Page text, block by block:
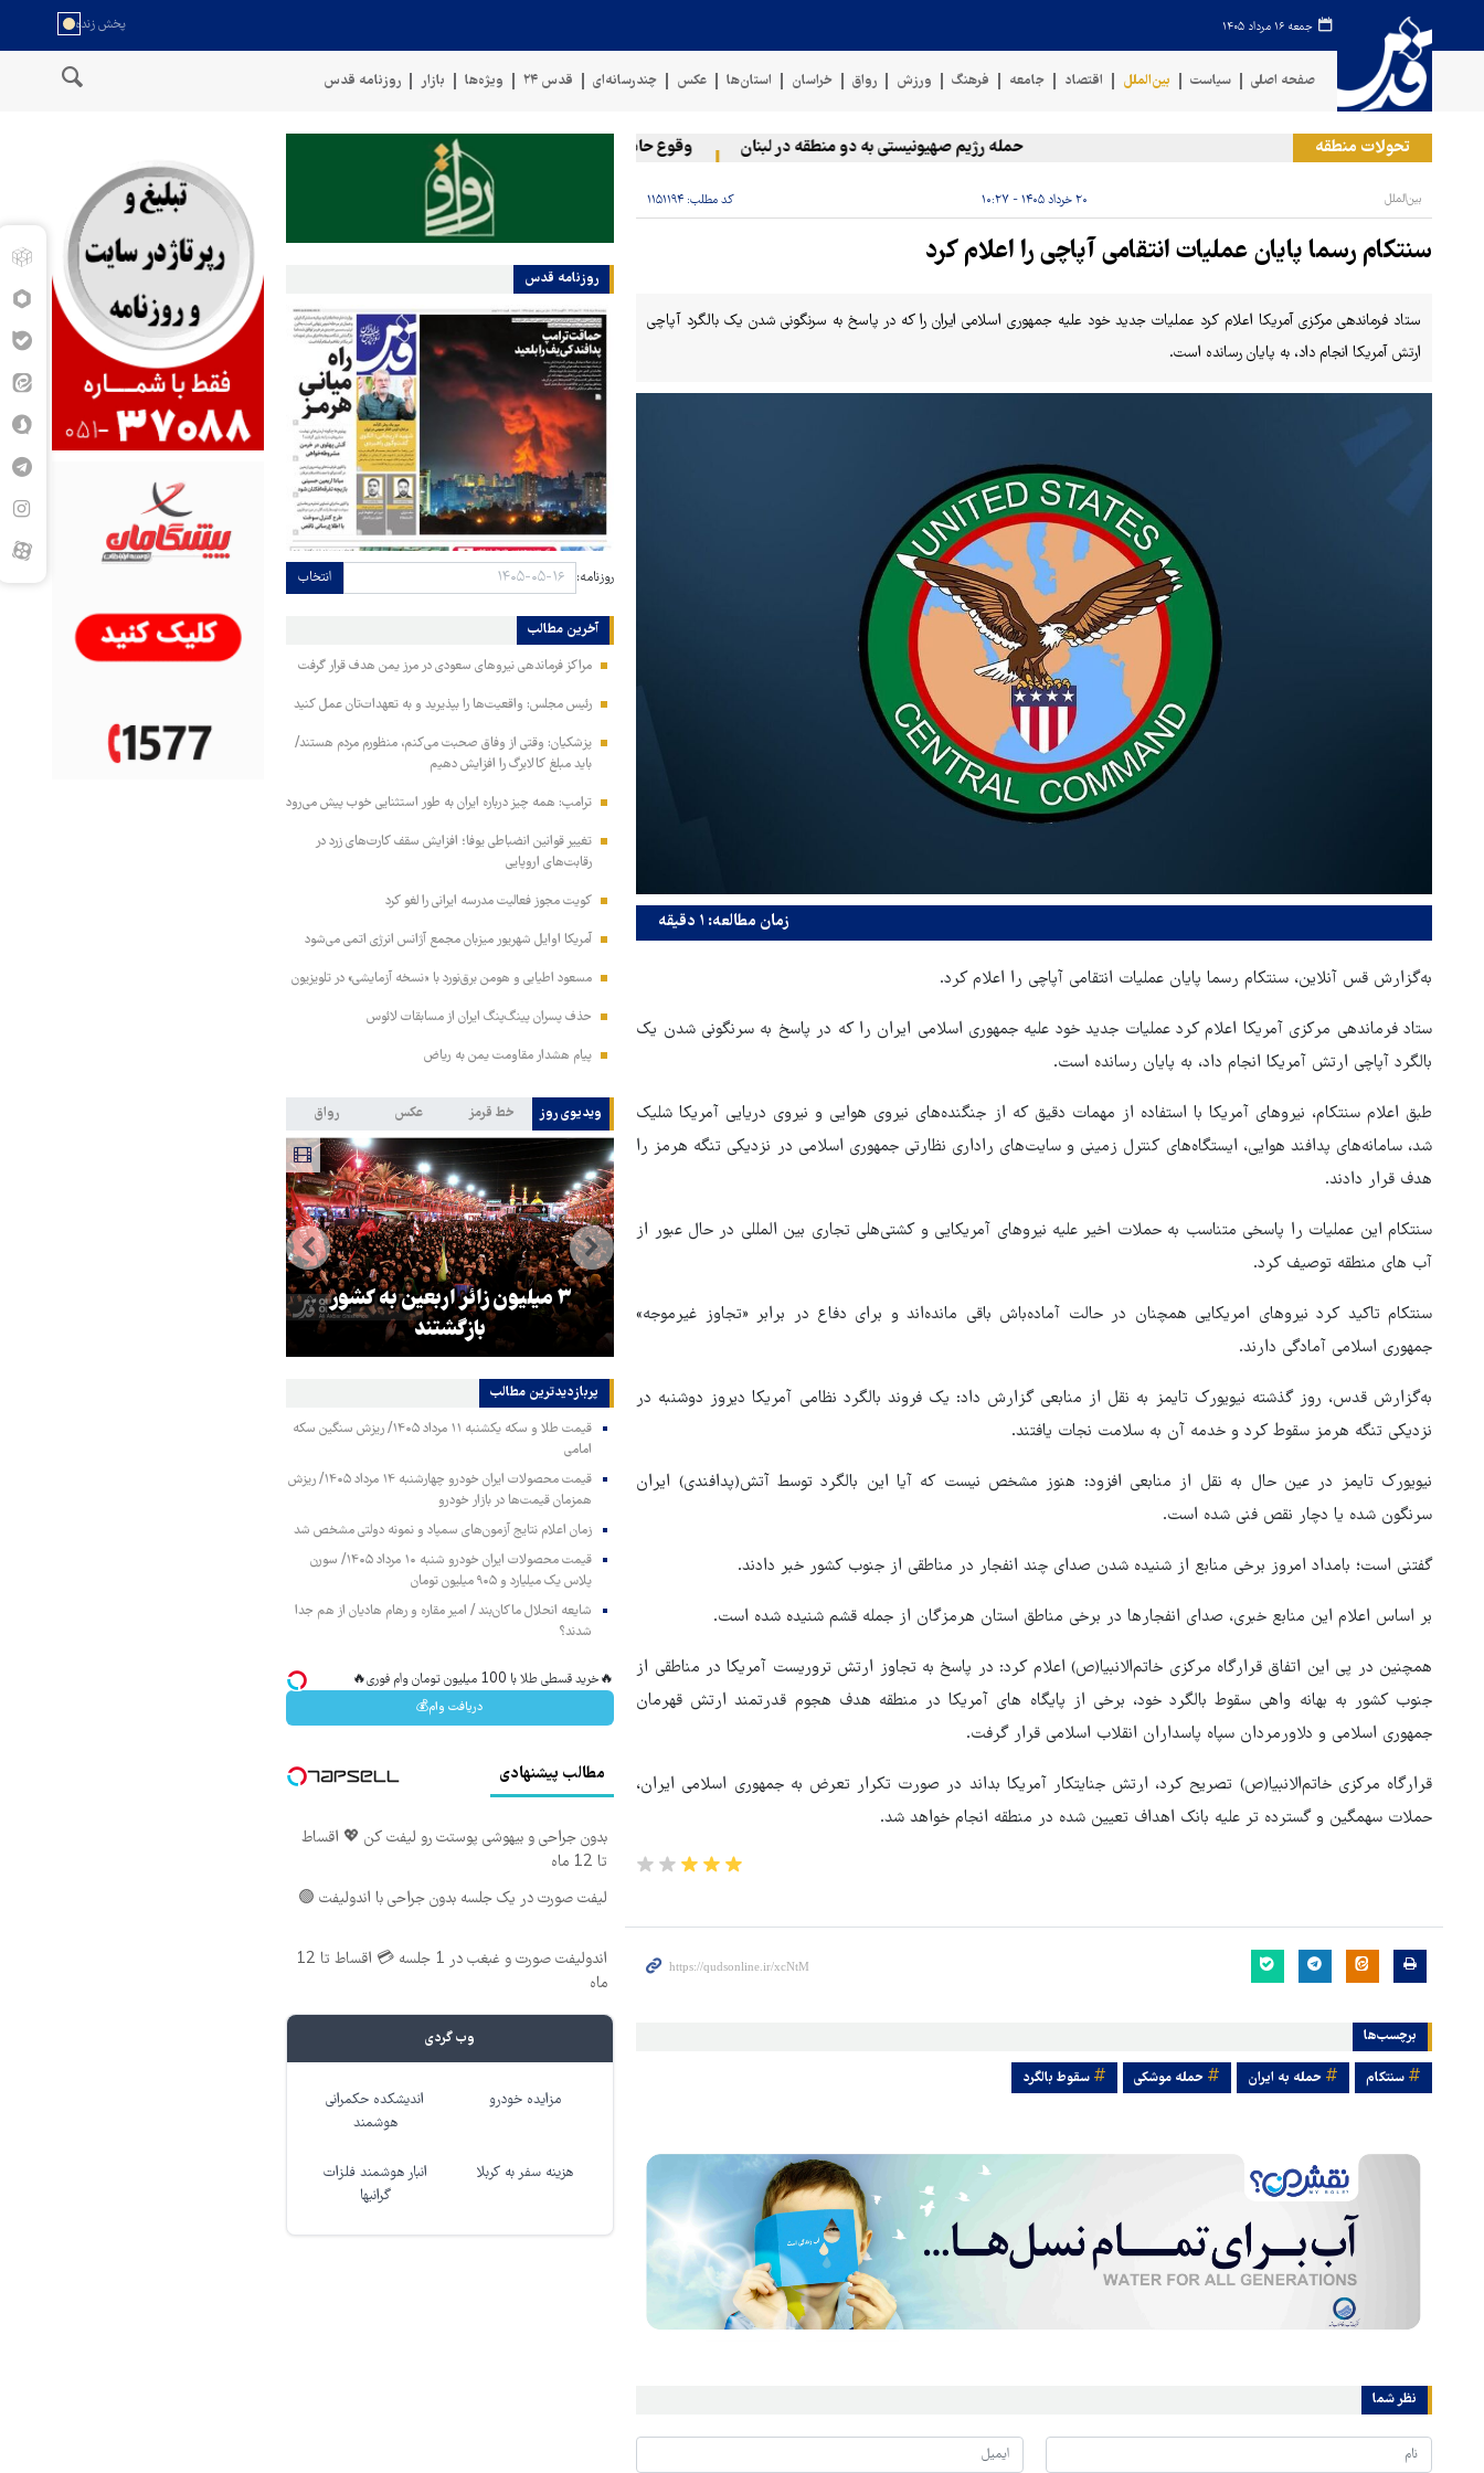
جمعه ۱۶ مرداد ۱۴۰۵
صفحه اصلی سیاست بین‌الملل اقتصاد جامعه فرهنگ ورزش رواق خراسان استان‌ها عکس چندرسانه‌ای قدس ۲۴ ویژه‌ها بازار روزنامه قدس
تحولات منطقه حمله رژیم صهیونیستی به دو منطقه در لبنان وقوع حادثه دریایی در سواحل عمان سخنگوی نیروهای مسلح یمن: کشتی نفتی عربستان را با موشک
بین‌الملل ۲۰ خرداد ۱۴۰۵ - ۱۰:۲۷ کد مطلب: ۱۱۵۱۱۹۴
سنتکام رسما پایان عملیات انتقامی آپاچی را اعلام کرد
ستاد فرماندهی مرکزی آمریکا اعلام کرد عملیات جدید خود علیه جمهوری اسلامی ایران را که در پاسخ به سرنگونی شدن یک بالگرد آپاچی
ارتش آمریکا انجام داد، به پایان رسانده است.
زمان مطالعه: ۱ دقیقه
به‌گزارش قس آنلاین، سنتکام رسما پایان عملیات انتقامی آپاچی را اعلام کرد.
ستاد فرماندهی مرکزی آمریکا اعلام کرد عملیات جدید خود علیه جمهوری اسلامی ایران را که در پاسخ به سرنگونی شدن یک
بالگرد آپاچی ارتش آمریکا انجام داد، به پایان رسانده است.
طبق اعلام سنتکام، نیروهای آمریکا با استفاده از مهمات دقیق که از جنگنده‌های نیروی هوایی و نیروی دریایی آمریکا شلیک
شد، سامانه‌های پدافند هوایی، ایستگاه‌های کنترل زمینی و سایت‌های راداری نظارتی جمهوری اسلامی در نزدیکی تنگه هرمز را
هدف قرار دادند.
سنتکام این عملیات را پاسخی متناسب به حملات اخیر علیه نیروهای آمریکایی و کشتی‌هلی تجاری بین المللی در حال عبور از
آب های منطقه توصیف کرد.
سنتکام تاکید کرد نیروهای امریکایی همچنان در حالت آماده‌باش باقی مانده‌اند و برای دفاع در برابر «تجاوز غیرموجه»
جمهوری اسلامی آمادگی دارند.
به‌گزارش قدس، روز گذشته نیویورک تایمز به نقل از منابعی گزارش داد: یک فروند بالگرد نظامی آمریکا دیروز دوشنبه در
نزدیکی تنگه هرمز سقوط کرد و خدمه آن به سلامت نجات یافتند.
نیویورک تایمز در عین حال به نقل از منابعی افزود: هنوز مشخص نیست که آیا این بالگرد توسط آتش(پدافندی)‌ ایران
سرنگون شده یا دچار نقص فنی شده است.
گفتنی است؛ بامداد امروز برخی منابع از شنیده شدن صدای چند انفجار در مناطقی از جنوب کشور خبر دادند.
بر اساس اعلام این منابع خبری، صدای انفجارها در برخی مناطق استان هرمزگان از جمله قشم شنیده شده است.
همچنین در پی این اتفاق قرارگاه مرکزی خاتم‌الانبیا(ص) اعلام کرد: در پاسخ به تجاوز ارتش تروریست آمریکا در مناطقی از
جنوب کشور به بهانه واهی سقوط بالگرد خود، برخی از پایگاه های آمریکا در منطقه هدف هجوم قدرتمند ارتش قهرمان
جمهوری اسلامی و دلاورمردان سپاه پاسداران انقلاب اسلامی قرار گرفت.
قرارگاه مرکزی خاتم‌الانبیا(ص) تصریح کرد، ارتش جنایتکار آمریکا بداند در صورت تکرار تعرض به جمهوری اسلامی ایران،
حملات سهمگین و گسترده تر علیه بانک اهداف تعیین شده در منطقه انجام خواهد شد.
برچسب‌ها
سنتکام حمله به ایران حمله موشکی سقوط بالگرد
نظر شما
روزنامه قدس
روزنامه: انتخاب
آخرین مطالب
مراکز فرماندهی نیروهای سعودی در مرز یمن هدف قرار گرفت
رئیس مجلس: واقعیت‌ها را بپذیرید و به تعهدات‌تان عمل کنید
پزشکیان: وقتی از وفاق صحبت می‌کنم، منظورم مردم هستند/
باید مبلغ کالابرگ را افزایش دهیم
ترامپ: همه چیز درباره ایران به طور استثنایی خوب پیش می‌رود
تغییر قوانین انضباطی یوفا؛ افزایش سقف کارت‌های زرد در
رقابت‌های اروپایی
کویت مجوز فعالیت مدرسه ایرانی را لغو کرد
آمریکا اوایل شهریور میزبان مجمع آژانس انرژی اتمی می‌شود
مسعود اطیابی و هومن برق‌نورد با «نسخه آزمایشی» در تلویزیون
حذف پسران پینگ‌پنگ ایران از مسابقات لائوس
پیام هشدار مقاومت یمن به ریاض
ویدیوی روز خط قرمز عکس رواق
هماهنگی محور مقاومت، آمریکا را
در منطقه درمانده کرد
ترامپ نماد فساد، اقتدارگرایی و
جنگ‌طلبی است!
۳ میلیون زائر اربعین به کشور
بازگشتند
پربازدیدترین‌ مطالب
قیمت طلا و سکه یکشنبه ۱۱ مرداد ۱۴۰۵/ ریزش سنگین سکه
امامی
قیمت محصولات ایران خودرو چهارشنبه ۱۴ مرداد ۱۴۰۵/ ریزش
همزمان قیمت‌ها در بازار خودرو
زمان اعلام نتایج آزمون‌های سمپاد و نمونه دولتی مشخص شد
قیمت محصولات ایران خودرو شنبه ۱۰ مرداد ۱۴۰۵/ سورن
پلاس یک میلیارد و ۹۰۵ میلیون تومان
شایعه انحلال ماکان‌بند / امیر مقاره و رهام هادیان از هم جدا
شدند؟
🔥خرید قسطی طلا با 100 میلیون تومان وام فوری🔥
دریافت وام💰
مطالب پیشنهادی
بدون جراحی و بیهوشی پوستت رو لیفت کن 💖 اقساط
تا 12 ماه
لیفت صورت در یک جلسه بدون جراحی با اندولیفت 🟢
اندولیفت صورت و غبغب در 1 جلسه 💳 اقساط تا 12
ماه
وب گردی
مزایده خودرو
اندیشکده حکمرانی
هوشمند
هزینه سفر به کربلا
انبار هوشمند فلزات
گرانبها